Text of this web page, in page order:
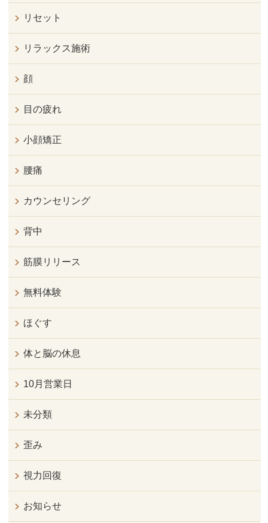
リセット
リラックス施術
顔
目の疲れ
小顔矯正
腰痛
カウンセリング
背中
筋膜リリース
無料体験
ほぐす
体と脳の休息
10月営業日
未分類
歪み
視力回復
お知らせ